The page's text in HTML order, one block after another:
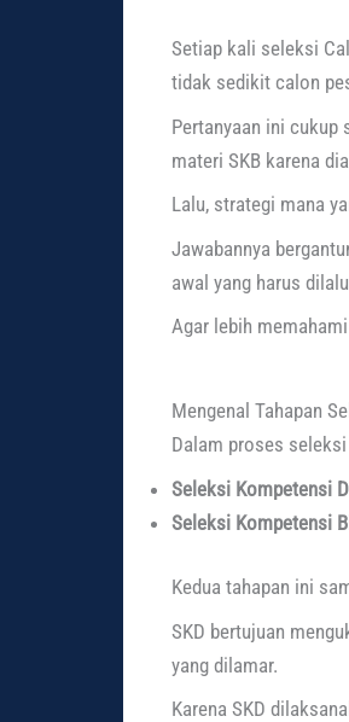
Setiap kali seleksi
tidak sedikit calon
Pertanyaan ini cukup
materi SKB karena
Lalu, strategi mana
Jawabannya
awal yang harus
Agar lebih
Mengenal Tahapan
Dalam proses
Seleksi Kompetensi
Seleksi Kompetensi
Kedua tahapan ini
SKD bertujuan
yang dilamar.
Karena SKD